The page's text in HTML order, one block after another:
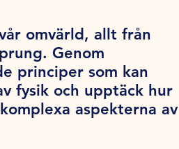
omvärld, allt från
Genom
principer som kan
fysik och upptäck hur
aspekterna av